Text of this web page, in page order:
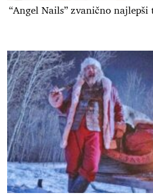
“Angel Nails” zvanično